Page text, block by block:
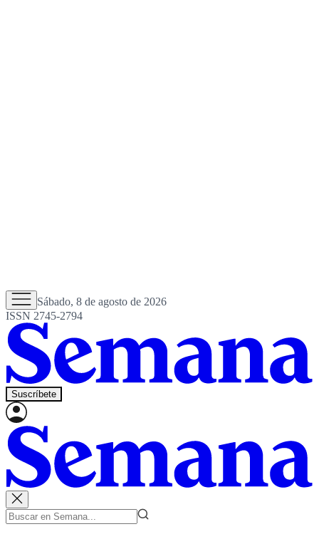
Sábado, 8 de agosto de 2026
ISSN 2745-2794
Suscríbete